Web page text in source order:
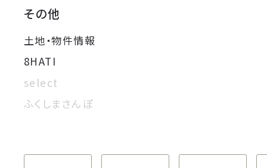
その他
土地・物件情報
8HATI
select
ふくしまさんぽ